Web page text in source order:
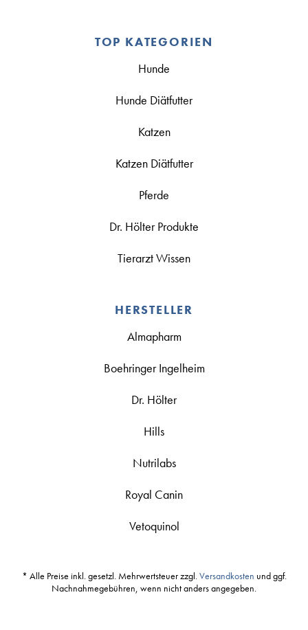
TOP KATEGORIEN
Hunde
Hunde Diätfutter
Katzen
Katzen Diätfutter
Pferde
Dr. Hölter Produkte
Tierarzt Wissen
HERSTELLER
Almapharm
Boehringer Ingelheim
Dr. Hölter
Hills
Nutrilabs
Royal Canin
Vetoquinol
* Alle Preise inkl. gesetzl. Mehrwertsteuer zzgl.Versandkosten und ggf.
Nachnahmegebühren, wenn nicht anders angegeben.